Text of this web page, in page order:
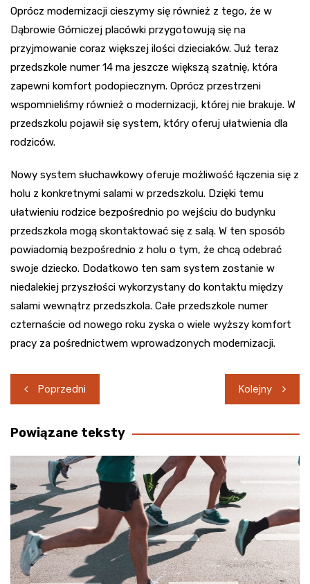
Oprócz modernizacji cieszymy się również z tego, że w
Dąbrowie Górniczej placówki przygotowują się na
przyjmowanie coraz większej ilości dzieciaków. Już teraz
przedszkole numer 14 ma jeszcze większą szatnię, która
zapewni komfort podopiecznym. Oprócz przestrzeni
wspomnieliśmy również o modernizacji, której nie brakuje. W
przedszkolu pojawił się system, który oferuj ułatwienia dla
rodziców.
Nowy system słuchawkowy oferuje możliwość łączenia się z
holu z konkretnymi salami w przedszkolu. Dzięki temu
ułatwieniu rodzice bezpośrednio po wejściu do budynku
przedszkola mogą skontaktować się z salą. W ten sposób
powiadomią bezpośrednio z holu o tym, że chcą odebrać
swoje dziecko. Dodatkowo ten sam system zostanie w
niedalekiej przyszłości wykorzystany do kontaktu między
salami wewnątrz przedszkola. Całe przedszkole numer
czternaście od nowego roku zyska o wiele wyższy komfort
pracy za pośrednictwem wprowadzonych modernizacji.
Nawigacja
wpisu
Poprzedni Kolejny
Powiązane teksty